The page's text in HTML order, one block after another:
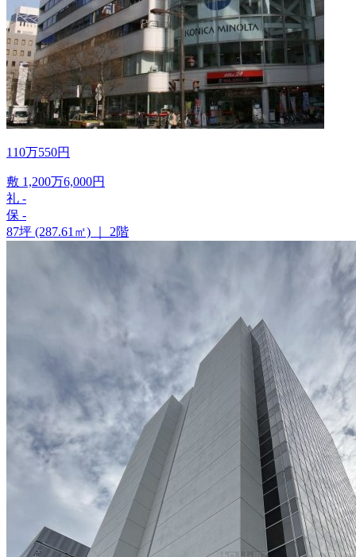
110万550円
敷 1,200万6,000円
礼 -
保 -
87坪 (287.61㎡)
2階